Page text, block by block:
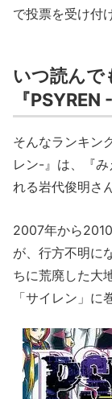
で投票を受け付
いつ読んで
『PSYREN
そんなランキン
レン-』は、『
れる岩代俊明さ
2007年から
が、行方不明に
ちに荒廃した大
「サイレン」に